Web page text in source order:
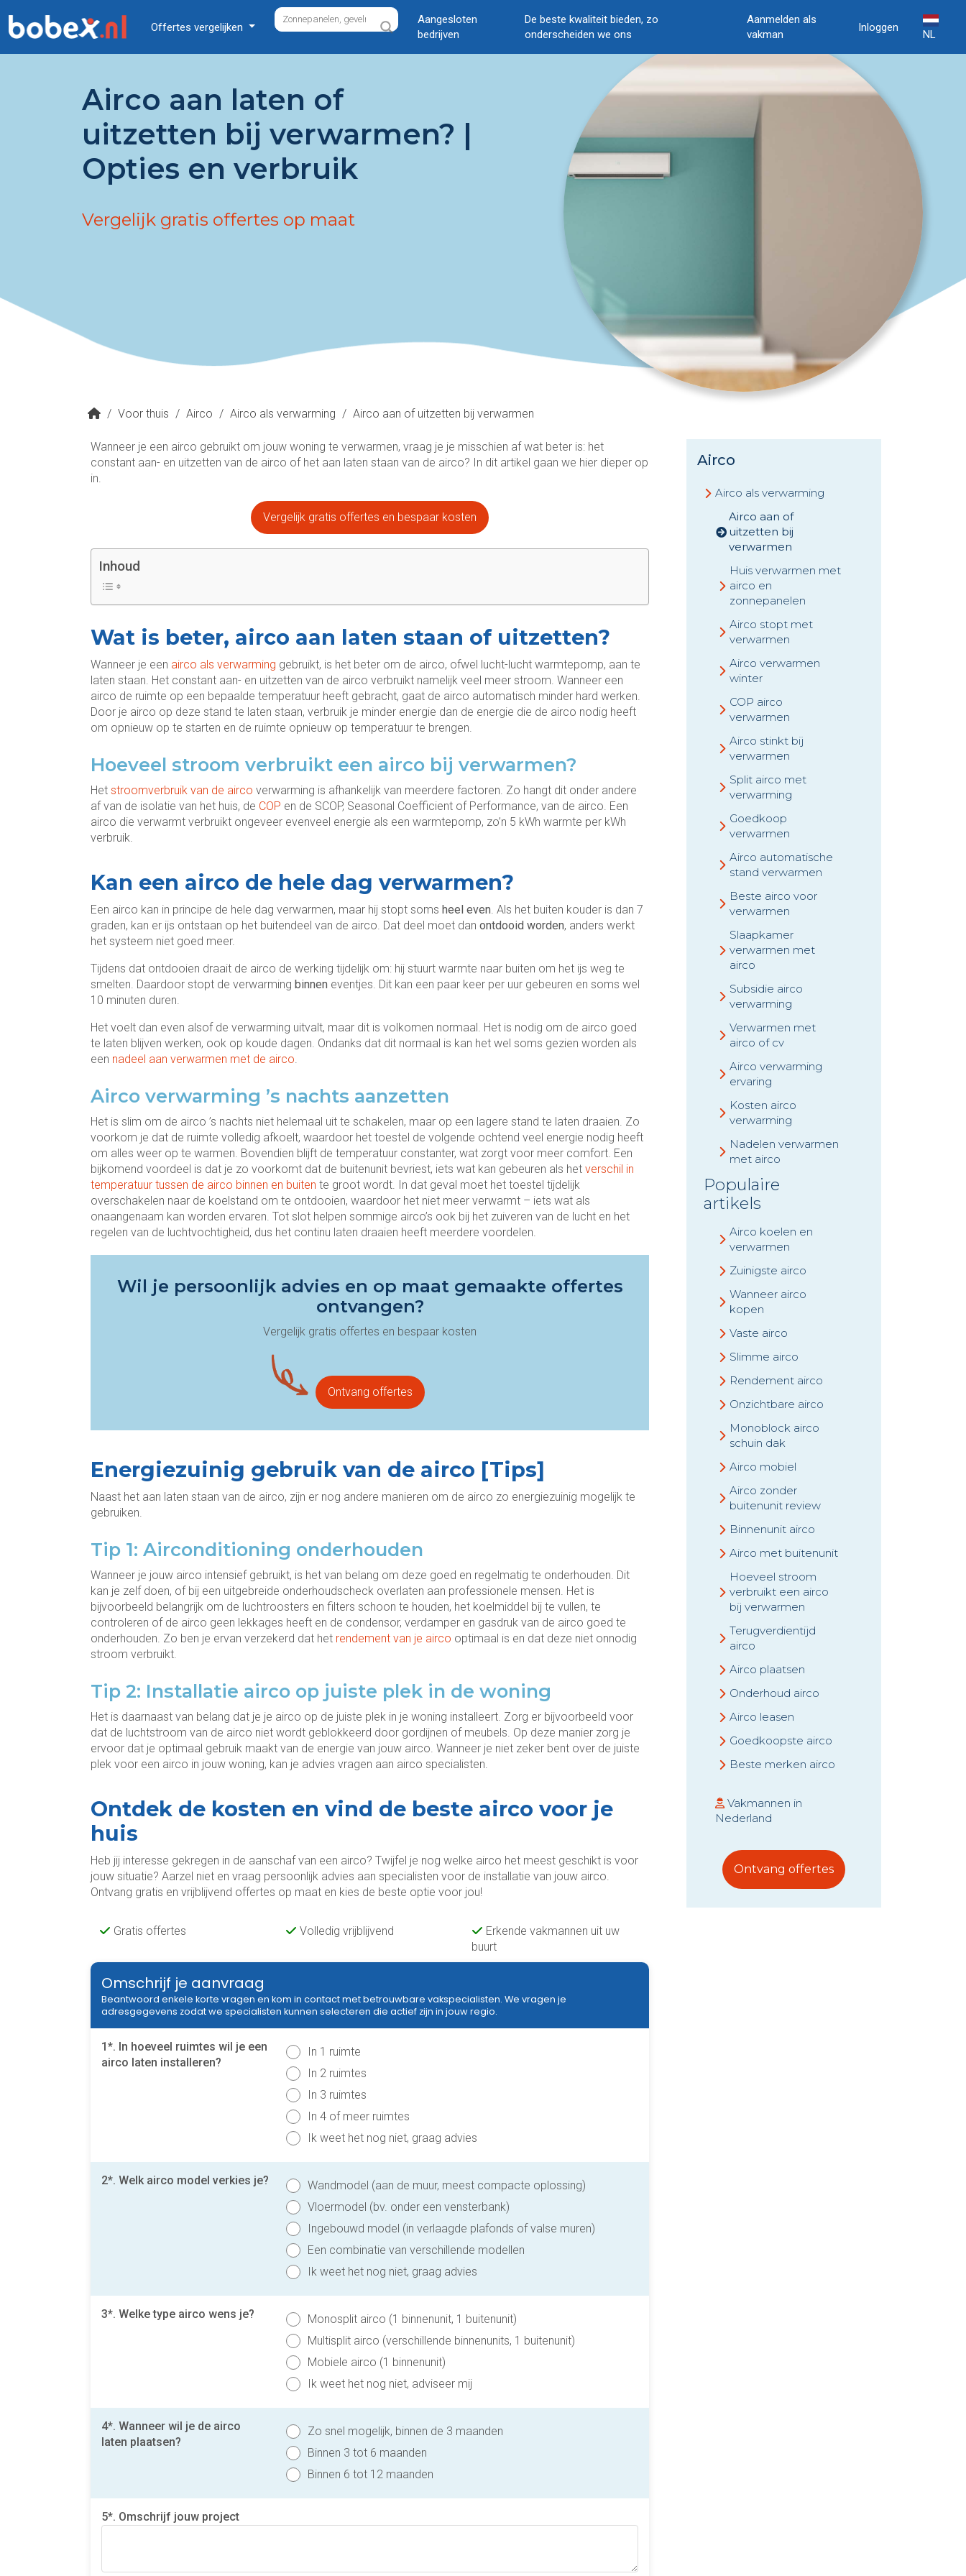
Offertes vergelijken
Aangesloten
bedrijven
De beste kwaliteit bieden, zo
onderscheiden we ons
Aanmelden als
vakman
Inloggen
NL
Airco aan laten of
uitzetten bij verwarmen? |
Opties en verbruik
Vergelijk gratis offertes op maat
/ Voor thuis / Airco / Airco als verwarming / Airco aan of uitzetten bij verwarmen
Wanneer je een airco gebruikt om jouw woning te verwarmen, vraag je je misschien af wat beter is: het
constant aan- en uitzetten van de airco of het aan laten staan van de airco? In dit artikel gaan we hier dieper op
in.
Vergelijk gratis offertes en bespaar kosten
Inhoud
Wat is beter, airco aan laten staan of uitzetten?
Wanneer je een airco als verwarming gebruikt, is het beter om de airco, ofwel lucht-lucht warmtepomp, aan te
laten staan. Het constant aan- en uitzetten van de airco verbruikt namelijk veel meer stroom. Wanneer een
airco de ruimte op een bepaalde temperatuur heeft gebracht, gaat de airco automatisch minder hard werken.
Door je airco op deze stand te laten staan, verbruik je minder energie dan de energie die de airco nodig heeft
om opnieuw op te starten en de ruimte opnieuw op temperatuur te brengen.
Hoeveel stroom verbruikt een airco bij verwarmen?
Het stroomverbruik van de airco verwarming is afhankelijk van meerdere factoren. Zo hangt dit onder andere
af van de isolatie van het huis, de COP en de SCOP, Seasonal Coefficient of Performance, van de airco. Een
airco die verwarmt verbruikt ongeveer evenveel energie als een warmtepomp, zo’n 5 kWh warmte per kWh
verbruik.
Kan een airco de hele dag verwarmen?
Een airco kan in principe de hele dag verwarmen, maar hij stopt soms heel even. Als het buiten kouder is dan 7
graden, kan er ijs ontstaan op het buitendeel van de airco. Dat deel moet dan ontdooid worden, anders werkt
het systeem niet goed meer.
Tijdens dat ontdooien draait de airco de werking tijdelijk om: hij stuurt warmte naar buiten om het ijs weg te
smelten. Daardoor stopt de verwarming binnen eventjes. Dit kan een paar keer per uur gebeuren en soms wel
10 minuten duren.
Het voelt dan even alsof de verwarming uitvalt, maar dit is volkomen normaal. Het is nodig om de airco goed
te laten blijven werken, ook op koude dagen. Ondanks dat dit normaal is kan het wel soms gezien worden als
een nadeel aan verwarmen met de airco.
Airco verwarming ’s nachts aanzetten
Het is slim om de airco ’s nachts niet helemaal uit te schakelen, maar op een lagere stand te laten draaien. Zo
voorkom je dat de ruimte volledig afkoelt, waardoor het toestel de volgende ochtend veel energie nodig heeft
om alles weer op te warmen. Bovendien blijft de temperatuur constanter, wat zorgt voor meer comfort. Een
bijkomend voordeel is dat je zo voorkomt dat de buitenunit bevriest, iets wat kan gebeuren als het verschil in
temperatuur tussen de airco binnen en buiten te groot wordt. In dat geval moet het toestel tijdelijk
overschakelen naar de koelstand om te ontdooien, waardoor het niet meer verwarmt – iets wat als
onaangenaam kan worden ervaren. Tot slot helpen sommige airco’s ook bij het zuiveren van de lucht en het
regelen van de luchtvochtigheid, dus het continu laten draaien heeft meerdere voordelen.
Wil je persoonlijk advies en op maat gemaakte offertes
ontvangen?
Vergelijk gratis offertes en bespaar kosten
Ontvang offertes
Energiezuinig gebruik van de airco [Tips]
Naast het aan laten staan van de airco, zijn er nog andere manieren om de airco zo energiezuinig mogelijk te
gebruiken.
Tip 1: Airconditioning onderhouden
Wanneer je jouw airco intensief gebruikt, is het van belang om deze goed en regelmatig te onderhouden. Dit
kan je zelf doen, of bij een uitgebreide onderhoudscheck overlaten aan professionele mensen. Het is
bijvoorbeeld belangrijk om de luchtroosters en filters schoon te houden, het koelmiddel bij te vullen, te
controleren of de airco geen lekkages heeft en de condensor, verdamper en gasdruk van de airco goed te
onderhouden. Zo ben je ervan verzekerd dat het rendement van je airco optimaal is en dat deze niet onnodig
stroom verbruikt.
Tip 2: Installatie airco op juiste plek in de woning
Het is daarnaast van belang dat je je airco op de juiste plek in je woning installeert. Zorg er bijvoorbeeld voor
dat de luchtstroom van de airco niet wordt geblokkeerd door gordijnen of meubels. Op deze manier zorg je
ervoor dat je optimaal gebruik maakt van de energie van jouw airco. Wanneer je niet zeker bent over de juiste
plek voor een airco in jouw woning, kan je advies vragen aan airco specialisten.
Ontdek de kosten en vind de beste airco voor je
huis
Heb jij interesse gekregen in de aanschaf van een airco? Twijfel je nog welke airco het meest geschikt is voor
jouw situatie? Aarzel niet en vraag persoonlijk advies aan specialisten voor de installatie van jouw airco.
Ontvang gratis en vrijblijvend offertes op maat en kies de beste optie voor jou!
Gratis offertes Volledig vrijblijvend
Erkende vakmannen uit uw
buurt
Omschrijf je aanvraag
Beantwoord enkele korte vragen en kom in contact met betrouwbare vakspecialisten. We vragen je
adresgegevens zodat we specialisten kunnen selecteren die actief zijn in jouw regio.
1*. In hoeveel ruimtes wil je een
airco laten installeren?
In 1 ruimte
In 2 ruimtes
In 3 ruimtes
In 4 of meer ruimtes
Ik weet het nog niet, graag advies
2*. Welk airco model verkies je?
Wandmodel (aan de muur, meest compacte oplossing)
Vloermodel (bv. onder een vensterbank)
Ingebouwd model (in verlaagde plafonds of valse muren)
Een combinatie van verschillende modellen
Ik weet het nog niet, graag advies
3*. Welke type airco wens je?
Monosplit airco (1 binnenunit, 1 buitenunit)
Multisplit airco (verschillende binnenunits, 1 buitenunit)
Mobiele airco (1 binnenunit)
Ik weet het nog niet, adviseer mij
4*. Wanneer wil je de airco
laten plaatsen?
Zo snel mogelijk, binnen de 3 maanden
Binnen 3 tot 6 maanden
Binnen 6 tot 12 maanden
5*. Omschrijf jouw project
Airco
Airco als verwarming
Airco aan of
uitzetten bij
verwarmen
Huis verwarmen met
airco en
zonnepanelen
Airco stopt met
verwarmen
Airco verwarmen
winter
COP airco
verwarmen
Airco stinkt bij
verwarmen
Split airco met
verwarming
Goedkoop
verwarmen
Airco automatische
stand verwarmen
Beste airco voor
verwarmen
Slaapkamer
verwarmen met
airco
Subsidie airco
verwarming
Verwarmen met
airco of cv
Airco verwarming
ervaring
Kosten airco
verwarming
Nadelen verwarmen
met airco
Populaire
artikels
Airco koelen en
verwarmen
Zuinigste airco
Wanneer airco
kopen
Vaste airco
Slimme airco
Rendement airco
Onzichtbare airco
Monoblock airco
schuin dak
Airco mobiel
Airco zonder
buitenunit review
Binnenunit airco
Airco met buitenunit
Hoeveel stroom
verbruikt een airco
bij verwarmen
Terugverdientijd
airco
Airco plaatsen
Onderhoud airco
Airco leasen
Goedkoopste airco
Beste merken airco
Vakmannen in
Nederland
Ontvang offertes